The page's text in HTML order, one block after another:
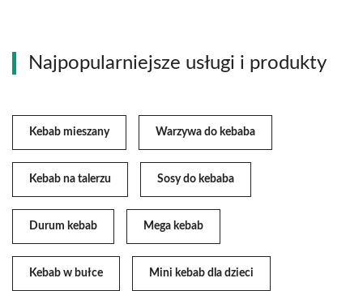
Najpopularniejsze usługi i produkty
Kebab mieszany Warzywa do kebaba
Kebab na talerzu Sosy do kebaba
Durum kebab Mega kebab
Kebab w bułce Mini kebab dla dzieci